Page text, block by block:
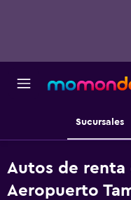
Sucursales
Autos de renta
Aeropuerto